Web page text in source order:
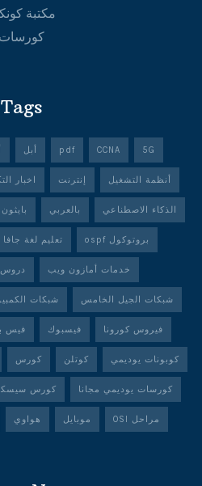
مكتبة
كورسات
Tags
5G
CCNA
pdf أبل
أنظمة التشغيل إنترنت اخبار
الذكاء الاصطناعي بالعربي بايثون
بروتوكول ospf تعليم لغة جافا
خدمات أمازون ويب دروس
شبكات الجيل الخامس شبكات
فيروس كورونا فيسبوك فيس
كوبونات يوديمي كوتلن كورس
كورسات يوديمي مجانا كورس
مراحل OSI موبايل هواوي